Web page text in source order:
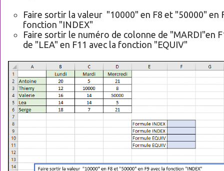
Faire sortir la valeur "10000" en F8 et "50000" en
fonction "INDEX"
Faire sortir le numéro de colonne de "MARDI"en
de "LEA" en F11 avec la fonction "EQUIV"